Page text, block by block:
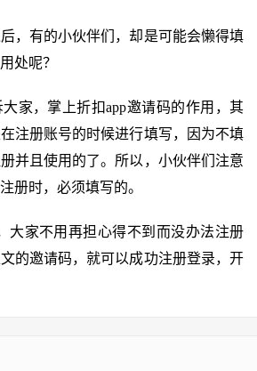
，有的小伙伴们，却是可能会懒得填
处呢？
家，掌上折扣app邀请码的作用，其
注册账号的时候进行填写，因为不填
并且使用的了。所以，小伙伴们注意
册时，必须填写的。
大家不用再担心得不到而没办法注册
的邀请码，就可以成功注册登录，开